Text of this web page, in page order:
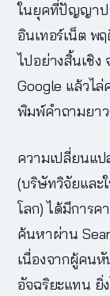
ในยุคที่ปัญญาป
อินเทอร์เน็ต พ
ไปอย่างสิ้นเชิง
Google แล้วไล่
พิมพ์คำถามยา
ความเปลี่ยนแป
(บริษัทวิจัยและ
โลก) ได้มีการ
ค้นหาผ่าน
เนื่องจากผู้คน
อัจฉริยะแทน ยิ่